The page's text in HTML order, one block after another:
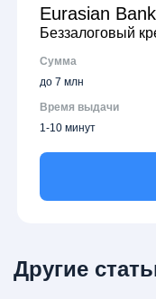
Eurasian Bank
Беззалоговый
Сумма
до 7 млн
Время выдачи
1-10 минут
Другие